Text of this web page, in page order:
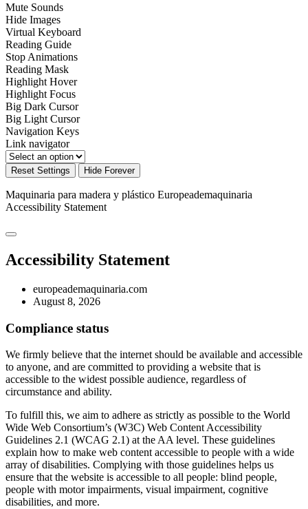
Mute Sounds
Hide Images
Virtual Keyboard
Reading Guide
Stop Animations
Reading Mask
Highlight Hover
Highlight Focus
Big Dark Cursor
Big Light Cursor
Navigation Keys
Link navigator
Reset Settings Hide Forever
Maquinaria para madera y plástico Europeademaquinaria
Accessibility Statement
Accessibility Statement
europeademaquinaria.com
August 8, 2026
Compliance status
We firmly believe that the internet should be available and accessible
to anyone, and are committed to providing a website that is
accessible to the widest possible audience, regardless of
circumstance and ability.
To fulfill this, we aim to adhere as strictly as possible to the World
Wide Web Consortium’s (W3C) Web Content Accessibility
Guidelines 2.1 (WCAG 2.1) at the AA level. These guidelines
explain how to make web content accessible to people with a wide
array of disabilities. Complying with those guidelines helps us
ensure that the website is accessible to all people: blind people,
people with motor impairments, visual impairment, cognitive
disabilities, and more.